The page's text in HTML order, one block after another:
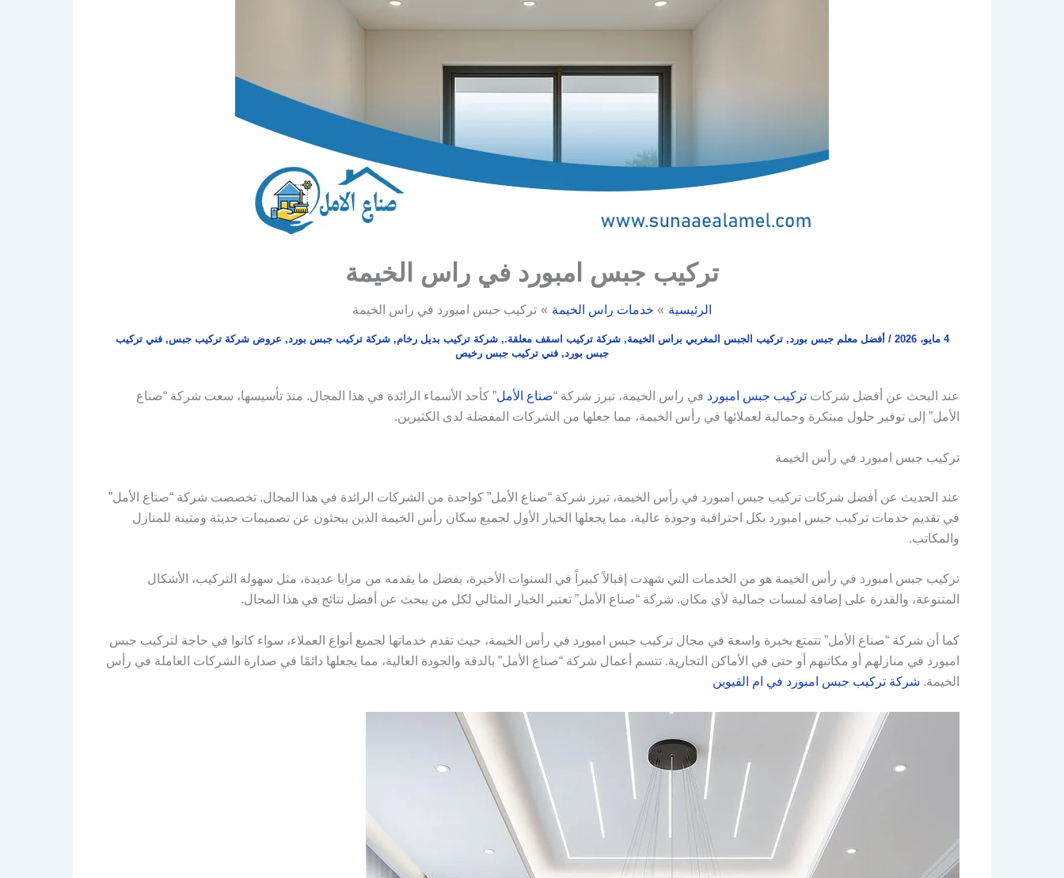
تركيب جبس امبورد في راس الخيمة
الرئيسية خدمات راس الخيمة تركيب جبس امبورد في راس الخيمة
4 مايو، 2026 / أفضل معلم جبس بورد,تركيب الجبس المغربي براس الخيمة,شركة تركيب اسقف معلقة.,شركة تركيب بديل رخام,شركة تركيب جبس بورد, عروض شركة تركيب جبس,فني تركيب
جبس بورد, فني تركيب جبس رخيص
عند البحث عن أفضل شركات تركيب جبس امبورد في راس الخيمة، تبرز شركة “صناع الأمل” كأحد الأسماء الرائدة في هذا المجال. منذ تأسيسها، سعت شركة “صناع
الأمل” إلى توفير حلول مبتكرة وجمالية لعملائها في رأس الخيمة، مما جعلها من الشركات المفضلة لدى الكثيرين.
تركيب جبس امبورد في رأس الخيمة
عند الحديث عن أفضل شركات تركيب جبس امبورد في رأس الخيمة، تبرز شركة “صناع الأمل” كواحدة من الشركات الرائدة في هذا المجال. تخصصت شركة “صناع الأمل”
في تقديم خدمات تركيب جبس امبورد بكل احترافية وجودة عالية، مما يجعلها الخيار الأول لجميع سكان رأس الخيمة الذين يبحثون عن تصميمات حديثة ومتينة للمنازل
والمكاتب.
تركيب جبس امبورد في رأس الخيمة هو من الخدمات التي شهدت إقبالاً كبيراً في السنوات الأخيرة، بفضل ما يقدمه من مزايا عديدة، مثل سهولة التركيب، الأشكال
المتنوعة، والقدرة على إضافة لمسات جمالية لأي مكان. شركة “صناع الأمل” تعتبر الخيار المثالي لكل من يبحث عن أفضل نتائج في هذا المجال.
كما أن شركة “صناع الأمل” تتمتع بخبرة واسعة في مجال تركيب جبس امبورد في رأس الخيمة، حيث تقدم خدماتها لجميع أنواع العملاء، سواء كانوا في حاجة لتركيب جبس
امبورد في منازلهم أو مكاتبهم أو حتى في الأماكن التجارية. تتسم أعمال شركة “صناع الأمل” بالدقة والجودة العالية، مما يجعلها دائمًا في صدارة الشركات العاملة في رأس
الخيمة. شركة تركيب جبس امبورد في ام القيوين